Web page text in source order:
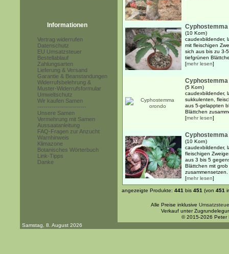
Informationen
Vertrag widerrufen
Datenschutz
EU Umsatzsteuer
Bestellablauf
Zahlungsarten
Lieferung & Versand
Garantie & Beanstandungen
Widerrufsbelehrung &
Muster-Widerrufsformular
Umweltschutz
Wir kaufen Samen
------------------------
Unsere Samen
Vermehrung mit Samen
Aussaatanleitung
FAQ-Fragen zur Anzucht
Warnhinweis
Klimazone
Botanisches Wörterbuch
Link-Tipps
Danke
(10 Korn)
caudexbildender,
mit fleischigen
sich aus bis zu 3-
tiefgrünen
[mehr lesen]
(5 Korn)
caudexbildender,
sukkulenten,
aus 5-gelappten
Blättchen
[mehr lesen]
(10 Korn)
caudexbildender,
fleischigen
aus 3 bis 5
Blättchen mit
zusammensetzen.
[mehr lesen]
angezeigte Produkte: 441 bis 451 (von 451
Alle Preise inklusive
Verkauf unter
© 2015-2026 Peter
Samstag, 8. August 2026